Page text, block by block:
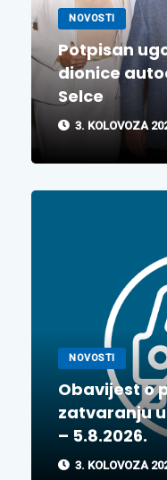
NOVOSTI
Potpisan
dionice
Selce
3. KOLOVOZA
NOVOSTI
Obavijest o
zatvaranju
– 5.8.2026.
3. KOLOVOZA